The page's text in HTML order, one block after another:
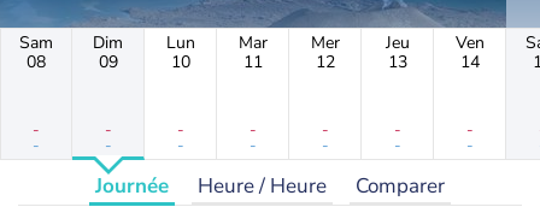
Sam
08
-
-
Dim
09
-
-
Lun
10
-
-
Mar
11
-
-
Mer
12
-
-
Jeu
13
-
-
Ven
14
-
-
Journée Heure / Heure Comparer